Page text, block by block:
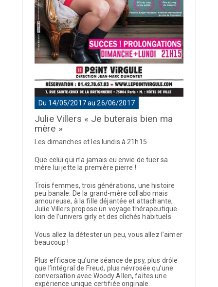
Du 14/05/2017 au 26/06/2017
Julie Villers « Je buterais bien ma
mère »
Les dimanches et les lundis à 21h15
Que celui qui n’a jamais eu envie de tuer sa
mère lui jette la première pierre !
Trois femmes, trois générations, une histoire
peu banale. De la grand-mère collabo mais
amoureuse, à la fille déjantée et attachante,
Julie Villers propose un voyage thérapeutique
loin de l’univers girly et des clichés habituels.
Vous allez la détester un peu, vous allez l’aimer
beaucoup !
Plus efficace qu’une séance de psy, plus drôle
que l’intégral de Freud, plus névrosée qu’une
conversation avec Woody Allen, faites une
expérience unique certifiée originale.